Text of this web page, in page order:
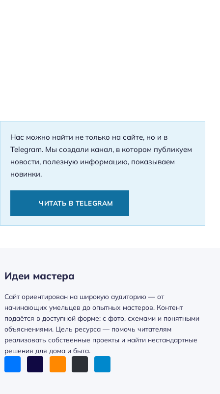
Нас можно найти не только на сайте, но и в
Telegram. Мы создали канал, в котором публикуем
новости, полезную информацию, показываем
новинки.
ЧИТАТЬ В TELEGRAM
Идеи мастера
Сайт ориентирован на широкую аудиторию — от
начинающих умельцев до опытных мастеров. Контент
подаётся в доступной форме: с фото, схемами и понятными
объяснениями. Цель ресурса — помочь читателям
реализовать собственные проекты и найти нестандартные
решения для дома и быта.